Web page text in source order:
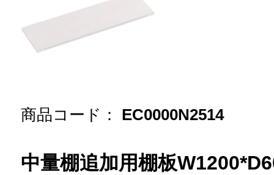
商品コード： EC0000N2514
中量棚追加用棚板